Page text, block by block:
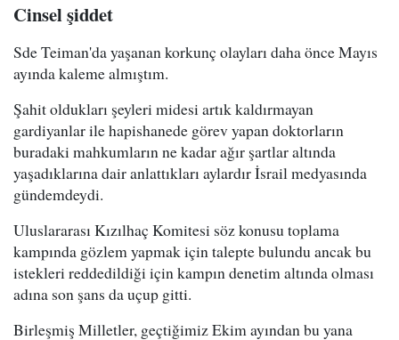
Cinsel şiddet
Sde Teiman'da yaşanan korkunç olayları daha önce Mayıs
ayında kaleme almıştım.
Şahit oldukları şeyleri midesi artık kaldırmayan
gardiyanlar ile hapishanede görev yapan doktorların
buradaki mahkumların ne kadar ağır şartlar altında
yaşadıklarına dair anlattıkları aylardır İsrail medyasında
gündemdeydi.
Uluslararası Kızılhaç Komitesi söz konusu toplama
kampında gözlem yapmak için talepte bulundu ancak bu
istekleri reddedildiği için kampın denetim altında olması
adına son şans da uçup gitti.
Birleşmiş Milletler, geçtiğimiz Ekim ayından bu yana